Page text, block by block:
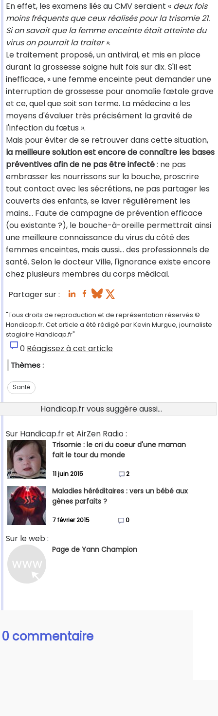
En effet, les examens liés au CMV seraient « deux fois
moins fréquents que ceux réalisés pour la trisomie 21.
Si on savait que la femme enceinte était atteinte du
virus on pourrait la traiter ».
Le traitement proposé, un antiviral, et mis en place
durant la grossesse soigne huit fois sur dix. S'il est
inefficace, « une femme enceinte peut demander une
interruption de grossesse pour anomalie fœtale grave
et ce, quel que soit son terme. La médecine a les
moyens d'évaluer très précisément la gravité de
l'infection du fœtus ».
Mais pour éviter de se retrouver dans cette situation,
la meilleure solution est encore de connaître les bases
préventives afin de ne pas être infecté: ne pas
embrasser les nourrissons sur la bouche, proscrire
tout contact avec les sécrétions, ne pas partager les
couverts des enfants, se laver régulièrement les
mains… Faute de campagne de prévention efficace
(ou existante ?), le bouche-à-oreille permettrait ainsi
une meilleure connaissance du virus du côté des
femmes enceintes, mais aussi… des professionnels de
santé. Selon le docteur Ville, l'ignorance existe encore
chez plusieurs membres du corps médical.
Partager sur :
"Tous droits de reproduction et de représentation réservés.©
Handicap.fr. Cet article a été rédigé par Kevin Murgue, journaliste
stagiaire Handicap.fr"
0 Réagissez à cet article
Thèmes :
Santé
Handicap.fr vous suggère aussi...
Sur Handicap.fr et AirZen Radio :
Trisomie : le cri du coeur d'une maman
fait le tour du monde
11 juin 2015 2
Maladies héréditaires : vers un bébé aux
gènes parfaits ?
7 février 2015 0
Sur le web :
Page de Yann Champion
0 commentaire